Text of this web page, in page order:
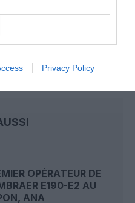
Privacy Policy
qui se profilent à
OPÉRATEUR DE
E190-E2 AU
ANA